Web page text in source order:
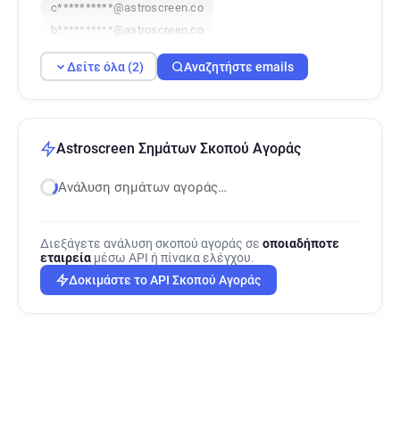
c**********@astroscreen.co
b**********@astroscreen.co
Δείτε όλα (2) Αναζητήστε emails
Astroscreen Σημάτων Σκοπού Αγοράς
Ανάλυση σημάτων αγοράς…
Διεξάγετε ανάλυση σκοπού αγοράς σε οποιαδήποτε
εταιρεία μέσω API ή πίνακα ελέγχου.
Δοκιμάστε το API Σκοπού Αγοράς